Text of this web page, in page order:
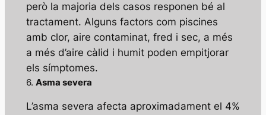
però la majoria dels casos responen bé al
tractament. Alguns factors com piscines
amb clor, aire contaminat, fred i sec, a més
a més d’aire càlid i humit poden empitjorar
els símptomes.
6. Asma severa
L’asma severa afecta aproximadament el 4%